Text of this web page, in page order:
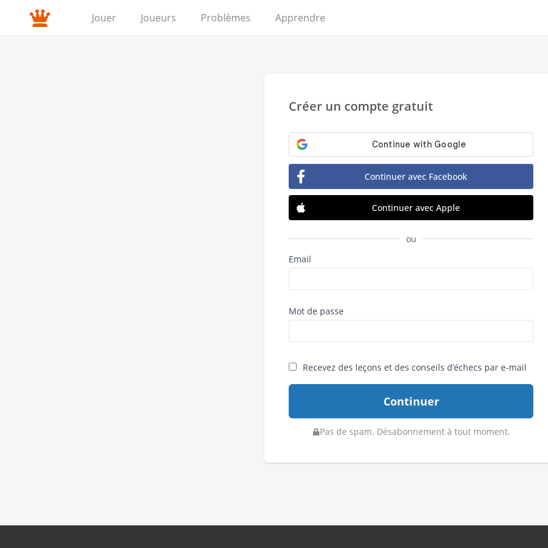
Jouer Joueurs Problèmes Apprendre
Créer un compte gratuit
Continuer avec Facebook
Continuer avec Apple
ou
Email
Mot de passe
Recevez des leçons et des conseils d’échecs par e‑mail
Continuer
Pas de spam. Désabonnement à tout moment.